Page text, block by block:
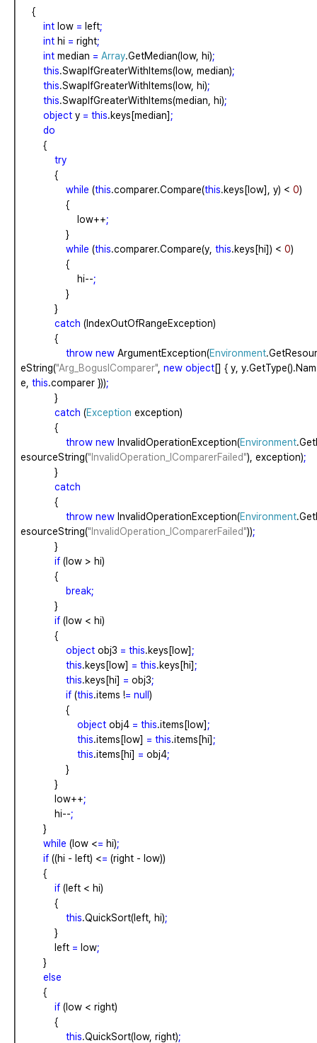
{
int low = left;
int hi = right;
int median = Array.GetMedian(low, hi);
this.SwapIfGreaterWithItems(low, median);
this.SwapIfGreaterWithItems(low, hi);
this.SwapIfGreaterWithItems(median, hi);
object y = this.keys[median] ;
do
{
try
{
while (this.comparer.Compare(this.keys[low], y) < 0)
{
low++;
}
while (this.comparer.Compare(y, this.keys[hi]) < 0)
{
hi--;
}
}
catch (IndexOutOfRangeException)
{
throw new ArgumentException(Environment
eString("Arg_BogusIComparer" new object[] { y, y.GetType().Nam
e, this.comparer }));
}
catch (Exception exception)
{
throw new InvalidOperationException(Environment
esourceString("InvalidOperation_IComparerFailed"), exception);
}
catch
{
throw new InvalidOperationException(Environment
esourceString("InvalidOperation_IComparerFailed"));
}
if (low > hi)
{
break;
}
if (low < hi)
{
object obj3 = this.keys[low] ;
this.keys[low] = this.keys[hi] ;
this.keys[hi] = obj3;
if (this.items != null )
{
object obj4 = this.items[low] ;
this.items[low] = this.items[hi] ;
this.items[hi] = obj4;
}
}
low++;
hi--;
}
while (low <= hi);
if ((hi - left) <= (right - low))
{
if (left < hi)
{
this.QuickSort(left, hi);
}
left = low;
}
else
{
if (low < right)
{
this.QuickSort(low, right);